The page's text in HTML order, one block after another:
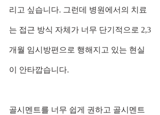
리고 싶습니다. 그런데 병원에서의 치료
는 접근 방식 자체가 너무 단기적으로 2,3
개월 임시방편으로 행해지고 있는 현실
이 안타깝습니다.
골시멘트를 너무 쉽게 권하고 골시멘트